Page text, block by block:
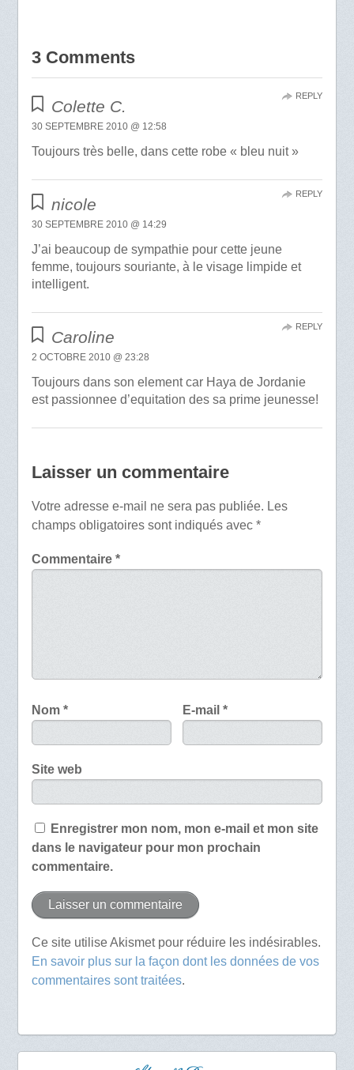
3 Comments
Colette C.
30 SEPTEMBRE 2010 @ 12:58
Toujours très belle, dans cette robe « bleu nuit »
REPLY
nicole
30 SEPTEMBRE 2010 @ 14:29
J’ai beaucoup de sympathie pour cette jeune
femme, toujours souriante, à le visage limpide et
intelligent.
REPLY
Caroline
2 OCTOBRE 2010 @ 23:28
Toujours dans son element car Haya de Jordanie
est passionnee d’equitation des sa prime jeunesse!
REPLY
Laisser un commentaire
Votre adresse e-mail ne sera pas publiée. Les
champs obligatoires sont indiqués avec *
Commentaire *
Nom * E-mail*
Site web
Enregistrer mon nom, mon e-mail et mon site
dans le navigateur pour mon prochain
commentaire.
Ce site utilise Akismet pour réduire les indésirables.
En savoir plus sur la façon dont les données de vos
commentaires sont traitées.